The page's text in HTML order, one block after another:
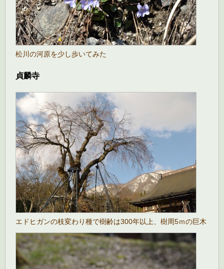
松川の河原を少し歩いてみた
貞麟寺
エドヒガンの枝変わり種で樹齢は300年以上、樹周5ｍの巨木